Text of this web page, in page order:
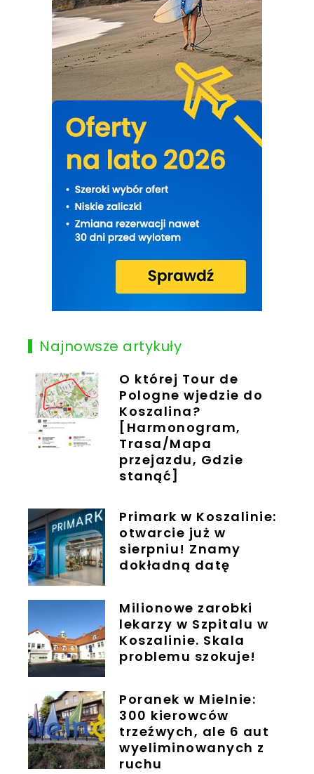
Najnowsze artykuły
O której Tour de
Pologne wjedzie do
Koszalina?
[Harmonogram,
Trasa/Mapa
przejazdu, Gdzie
stanąć]
Primark w Koszalinie:
otwarcie już w
sierpniu! Znamy
dokładną datę
Milionowe zarobki
lekarzy w Szpitalu w
Koszalinie. Skala
problemu szokuje!
Poranek w Mielnie:
300 kierowców
trzeźwych, ale 6 aut
wyeliminowanych z
ruchu